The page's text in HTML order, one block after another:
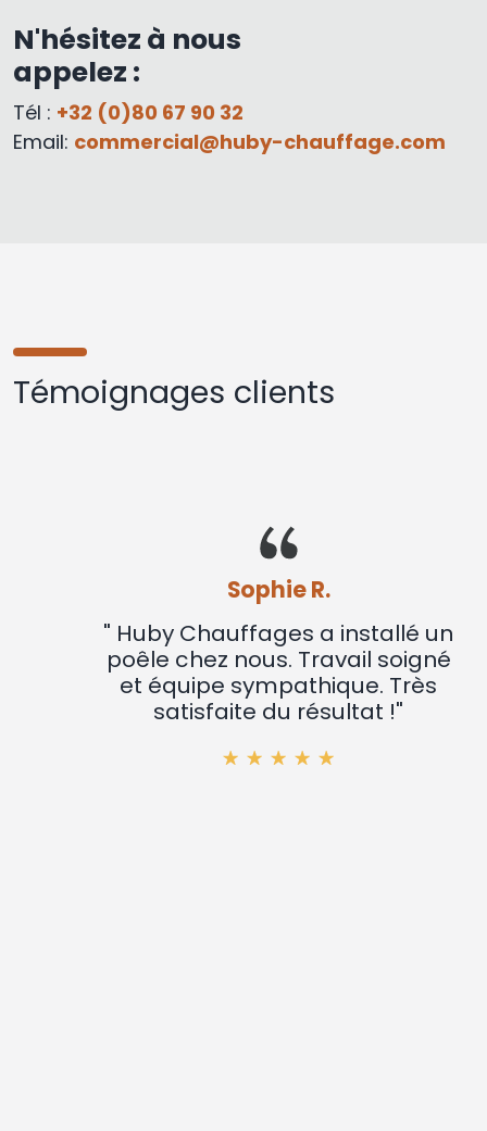
N'hésitez à nous
appelez :
Tél : +32 (0)80 67 90 32
Email: commercial@huby-chauffage.com
Témoignages clients
Sophie R.
" Huby Chauffages a installé un
poêle chez nous. Travail soigné
et équipe sympathique. Très
satisfaite du résultat !"